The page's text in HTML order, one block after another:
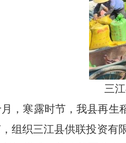
三
，寒露时节，我县再生
组织三江县供联投资有